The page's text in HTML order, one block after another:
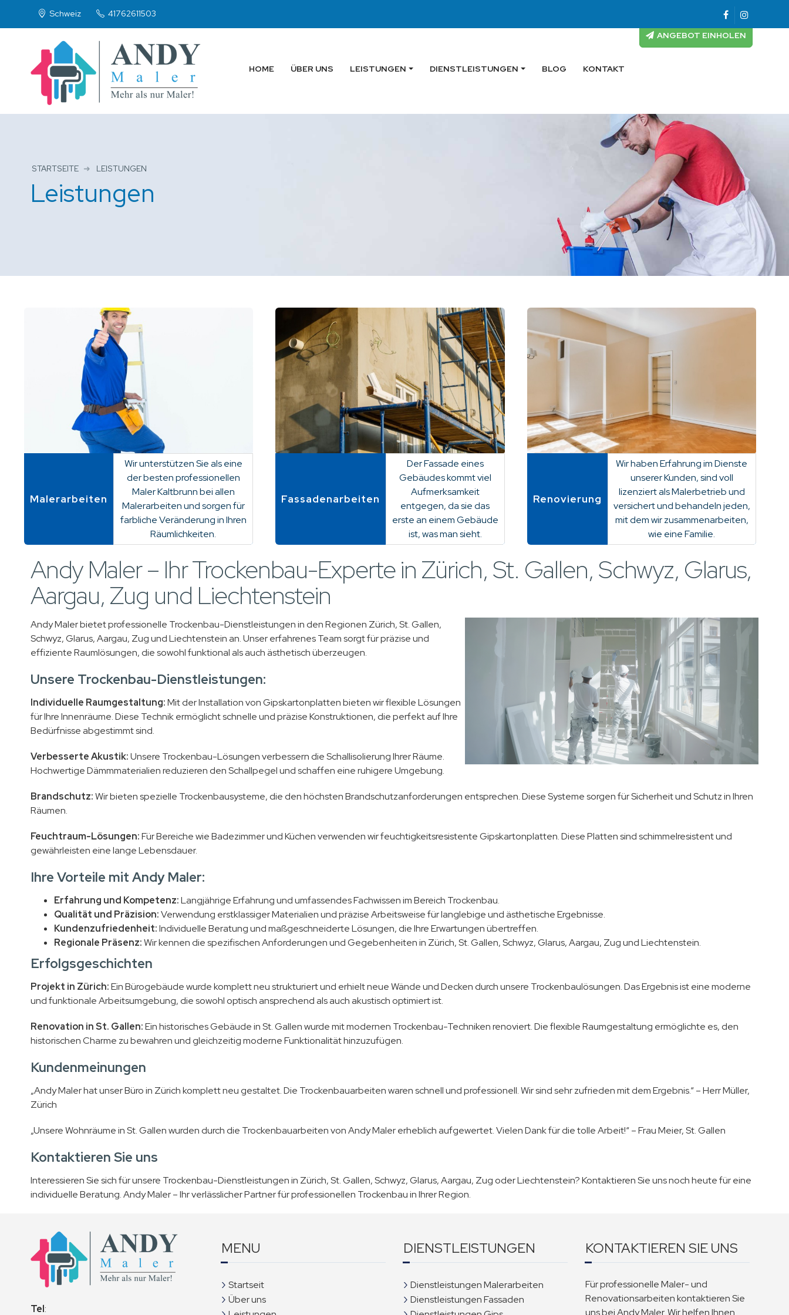
Schweiz 41762611503
HOME ÜBER UNS LEISTUNGEN DIENSTLEISTUNGEN BLOG KONTAKT
ANGEBOT EINHOLEN
STARTSEITE LEISTUNGEN
Leistungen
Malerarbeiten
Wir unterstützen Sie als eine
der besten professionellen
Maler Kaltbrunn bei allen
Malerarbeiten und sorgen für
farbliche Veränderung in Ihren
Räumlichkeiten.
Fassadenarbeiten
Der Fassade eines
Gebäudes kommt viel
Aufmerksamkeit
entgegen, da sie das
erste an einem Gebäude
ist, was man sieht.
Renovierung
Wir haben Erfahrung im Dienste
unserer Kunden, sind voll
lizenziert als Malerbetrieb und
versichert und behandeln jeden,
mit dem wir zusammenarbeiten,
wie eine Familie.
Andy Maler – Ihr Trockenbau-Experte in Zürich, St. Gallen, Schwyz, Glarus,
Aargau, Zug und Liechtenstein
Andy Maler bietet professionelle Trockenbau-Dienstleistungen in den Regionen Zürich, St. Gallen,
Schwyz, Glarus, Aargau, Zug und Liechtenstein an. Unser erfahrenes Team sorgt für präzise und
effiziente Raumlösungen, die sowohl funktional als auch ästhetisch überzeugen.
Unsere Trockenbau-Dienstleistungen:
Individuelle Raumgestaltung:Mit der Installation von Gipskartonplatten bieten wir flexible Lösungen
für Ihre Innenräume. Diese Technik ermöglicht schnelle und präzise Konstruktionen, die perfekt auf Ihre
Bedürfnisse abgestimmt sind.
Verbesserte Akustik:Unsere Trockenbau-Lösungen verbessern die Schallisolierung Ihrer Räume.
Hochwertige Dämmmaterialien reduzieren den Schallpegel und schaffen eine ruhigere Umgebung.
Brandschutz:Wir bieten spezielle Trockenbausysteme, die den höchsten Brandschutzanforderungen entsprechen. Diese Systeme sorgen für Sicherheit und Schutz in Ihren
Räumen.
Feuchtraum-Lösungen:Für Bereiche wie Badezimmer und Küchen verwenden wir feuchtigkeitsresistente Gipskartonplatten. Diese Platten sind schimmelresistent und
gewährleisten eine lange Lebensdauer.
Ihre Vorteile mit Andy Maler:
Erfahrung und Kompetenz:Langjährige Erfahrung und umfassendes Fachwissen im Bereich Trockenbau.
Qualität und Präzision:Verwendung erstklassiger Materialien und präzise Arbeitsweise für langlebige und ästhetische Ergebnisse.
Kundenzufriedenheit:Individuelle Beratung und maßgeschneiderte Lösungen, die Ihre Erwartungen übertreffen.
Regionale Präsenz:Wir kennen die spezifischen Anforderungen und Gegebenheiten in Zürich, St. Gallen, Schwyz, Glarus, Aargau, Zug und Liechtenstein.
Erfolgsgeschichten
Projekt in Zürich:Ein Bürogebäude wurde komplett neu strukturiert und erhielt neue Wände und Decken durch unsere Trockenbaulösungen. Das Ergebnis ist eine moderne
und funktionale Arbeitsumgebung, die sowohl optisch ansprechend als auch akustisch optimiert ist.
Renovation in St. Gallen:Ein historisches Gebäude in St. Gallen wurde mit modernen Trockenbau-Techniken renoviert. Die flexible Raumgestaltung ermöglichte es, den
historischen Charme zu bewahren und gleichzeitig moderne Funktionalität hinzuzufügen.
Kundenmeinungen
„Andy Maler hat unser Büro in Zürich komplett neu gestaltet. Die Trockenbauarbeiten waren schnell und professionell. Wir sind sehr zufrieden mit dem Ergebnis.“ – Herr Müller,
Zürich
„Unsere Wohnräume in St. Gallen wurden durch die Trockenbauarbeiten von Andy Maler erheblich aufgewertet. Vielen Dank für die tolle Arbeit!“ – Frau Meier, St. Gallen
Kontaktieren Sie uns
Interessieren Sie sich für unsere Trockenbau-Dienstleistungen in Zürich, St. Gallen, Schwyz, Glarus, Aargau, Zug oder Liechtenstein? Kontaktieren Sie uns noch heute für eine
individuelle Beratung. Andy Maler – Ihr verlässlicher Partner für professionellen Trockenbau in Ihrer Region.
Tel:
MENU
Startseit
Über uns
DIENSTLEISTUNGEN
Dienstleistungen Malerarbeiten
Dienstleistungen Fassaden
KONTAKTIEREN SIE UNS
Für professionelle Maler- und
Renovationsarbeiten kontaktieren Sie
uns bei Andy Maler. Wir helfen Ihnen